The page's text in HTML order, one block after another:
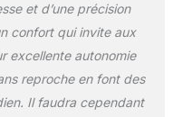
et d’une précision
confort qui invite aux
excellente autonomie
reproche en font des
Il faudra cependant